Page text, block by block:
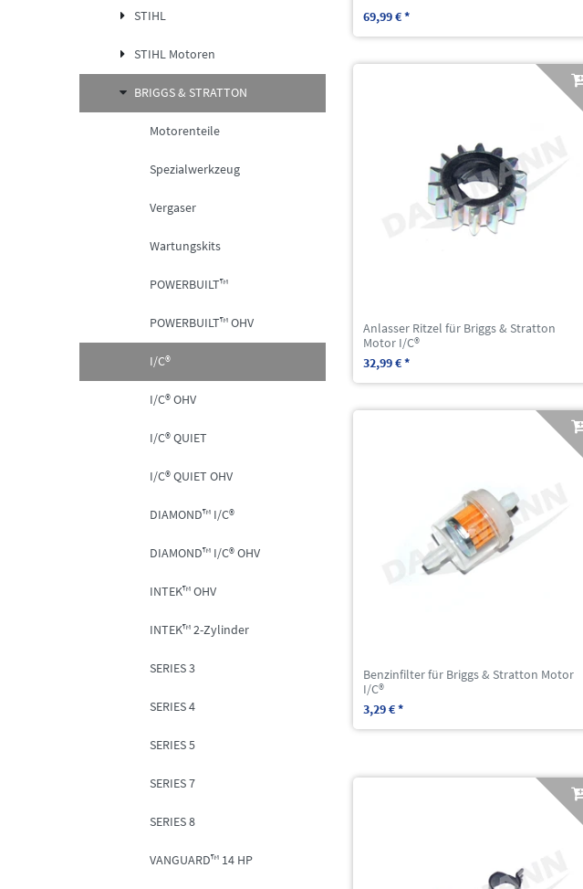
STIHL
STIHL Motoren
BRIGGS & STRATTON
Motorenteile
Spezialwerkzeug
Vergaser
Wartungskits
POWERBUILT™
POWERBUILT™ OHV
I/C®
I/C® OHV
I/C® QUIET
I/C® QUIET OHV
DIAMOND™ I/C®
DIAMOND™ I/C® OHV
INTEK™ OHV
INTEK™ 2-Zylinder
SERIES 3
SERIES 4
SERIES 5
SERIES 7
SERIES 8
VANGUARD™ 14 HP
69,99 € *
Anlasser Ritzel für Briggs & Stratton
Motor I/C®
32,99 € *
Benzinfilter für Briggs & Stratton Motor
I/C®
3,29 € *